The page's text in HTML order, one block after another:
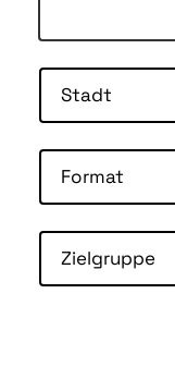
Stadt
Format
Zielgruppe